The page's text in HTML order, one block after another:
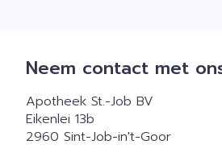
Neem contact met
Apotheek St.-Job BV
Eikenlei 13b
2960 Sint-Job-in't-Goor